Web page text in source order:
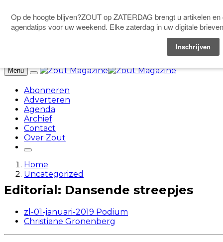
Doneer
Menu
Abonneren
Adverteren
Agenda
Archief
Contact
Over Zout
Home
Uncategorized
Editorial: Dansende streepjes
zl-01-januari-2019 Podium
Christiane Gronenberg